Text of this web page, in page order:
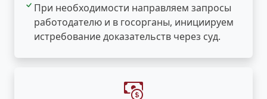
При необходимости направляем запросы
работодателю и в госорганы, инициируем
истребование доказательств через суд.